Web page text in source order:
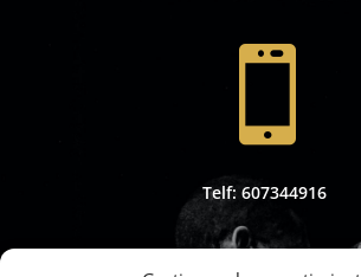

Telf: 607344916